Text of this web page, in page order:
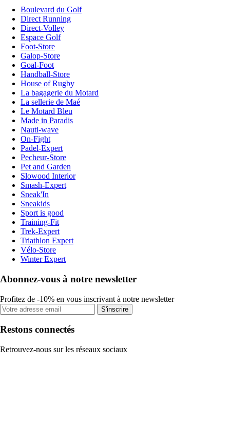
Boulevard du Golf
Direct Running
Direct-Volley
Espace Golf
Foot-Store
Galop-Store
Goal-Foot
Handball-Store
House of Rugby
La bagagerie du Motard
La sellerie de Maé
Le Motard Bleu
Made in Paradis
Nauti-wave
On-Fight
Padel-Expert
Pecheur-Store
Pet and Garden
Slowood Interior
Smash-Expert
Sneak'In
Sneakids
Sport is good
Training-Fit
Trek-Expert
Triathlon Expert
Vélo-Store
Winter Expert
Abonnez-vous à notre newsletter
Profitez de -10% en vous inscrivant à notre newsletter
S'inscrire
Restons connectés
Retrouvez-nous sur les réseaux sociaux